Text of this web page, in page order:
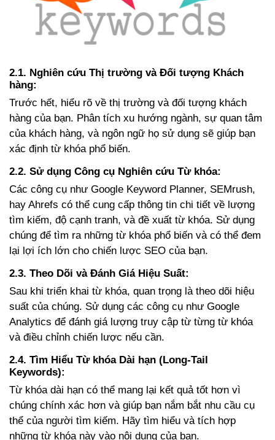
2.1. Nghiên cứu Thị trường và Đối tượng Khách
hàng:
Trước hết, hiểu rõ về thị trường và đối tượng khách
hàng của bạn. Phân tích xu hướng ngành, sự quan tâm
của khách hàng, và ngôn ngữ họ sử dụng sẽ giúp bạn
xác định từ khóa phổ biến.
2.2. Sử dụng Công cụ Nghiên cứu Từ khóa:
Các công cụ như Google Keyword Planner, SEMrush,
hay Ahrefs có thể cung cấp thông tin chi tiết về lượng
tìm kiếm, độ cạnh tranh, và đề xuất từ khóa. Sử dụng
chúng để tìm ra những từ khóa phổ biến và có thể đem
lại lợi ích lớn cho chiến lược SEO của bạn.
2.3. Theo Dõi và Đánh Giá Hiệu Suất:
Sau khi triển khai từ khóa, quan trọng là theo dõi hiệu
suất của chúng. Sử dụng các công cụ như Google
Analytics để đánh giá lượng truy cập từ từng từ khóa
và điều chỉnh chiến lược nếu cần.
2.4. Tìm Hiểu Từ khóa Dài hạn (Long-Tail
Keywords):
Từ khóa dài hạn có thể mang lại kết quả tốt hơn vì
chúng chính xác hơn và giúp bạn nắm bắt nhu cầu cụ
thể của người tìm kiếm. Hãy tìm hiểu và tích hợp
những từ khóa này vào nội dung của bạn.